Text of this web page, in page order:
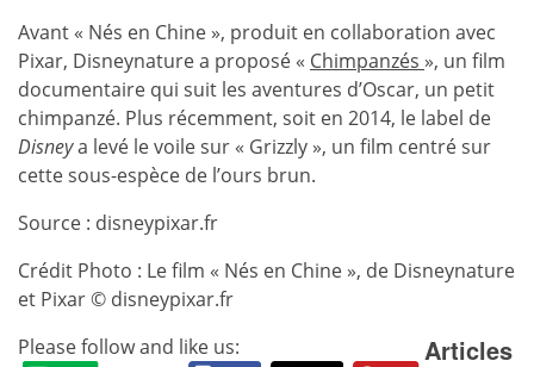
Avant « Nés en Chine », produit en collaboration avec
Pixar, Disneynature a proposé « Chimpanzés », un film
documentaire qui suit les aventures d’Oscar, un petit
chimpanzé. Plus récemment, soit en 2014, le label de
Disneya levé le voile sur « Grizzly », un film centré sur
cette sous-espèce de l’ours brun.
Source : disneypixar.fr
Crédit Photo : Le film « Nés en Chine », de Disneynature
et Pixar © disneypixar.fr
Please follow and like us:
Articles